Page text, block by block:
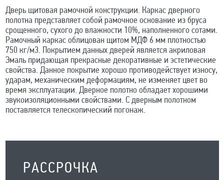
Дверь щитовая рамочной конструкции. Каркас дверного
полотна представляет собой рамочное основание из бруса
срощенного, сухого до влажности 10%, наполненного сотами.
Рамочный каркас облицован щитом МДФ 6 мм плотностью
750 кг/м3. Покрытием данных дверей является акриловая
Эмаль придающая прекрасные декоративные и эстетические
свойства. Данное покрытие хорошо противодействует износу,
ударам, механическим деформациям, не изменяет цвет во
время эксплуатации. Дверное полотно обладает хорошими
звукоизоляционными свойствами. С дверным полотном
поставляется телескопический погонаж.
РАССРОЧКА